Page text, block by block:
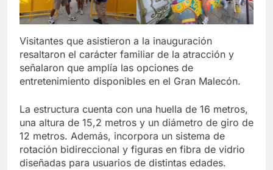
Visitantes que asistieron a la inauguración
resaltaron el carácter familiar de la atracción y
señalaron que amplía las opciones de
entretenimiento disponibles en el Gran Malecón.
La estructura cuenta con una huella de 16 metros,
una altura de 15,2 metros y un diámetro de giro de
12 metros. Además, incorpora un sistema de
rotación bidireccional y figuras en fibra de vidrio
diseñadas para usuarios de distintas edades.